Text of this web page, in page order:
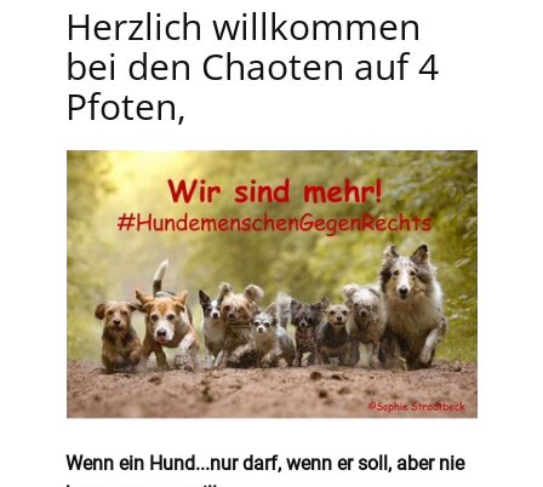
Herzlich willkommen
bei den Chaoten auf 4
Pfoten,
Wenn ein Hund...nur darf, wenn er soll, aber nie